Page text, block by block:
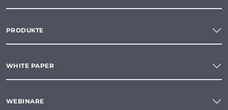
PRODUKTE
WHITE PAPER
WEBINARE